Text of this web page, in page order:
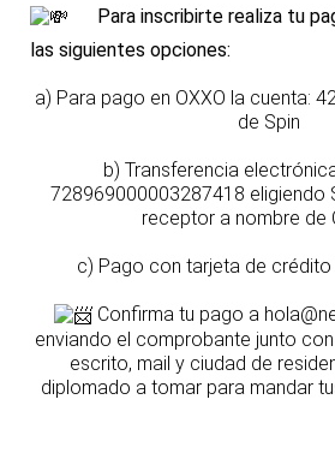
Para inscribirte realiza tu
las siguientes opciones:
a) Para pago en OXXO la cuenta:
de Spin
b) Transferencia
728969000003287418 eligiendo
receptor a nombre de
c) Pago con tarjeta de
Confirma tu pago a
enviando el comprobante junto
escrito, mail y ciudad de
diplomado a tomar para mandar